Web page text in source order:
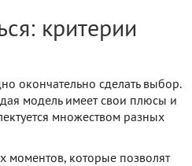
критерии
окончательно сделать выбор.
модель имеет свои плюсы и
множеством разных
моментов, которые позволят